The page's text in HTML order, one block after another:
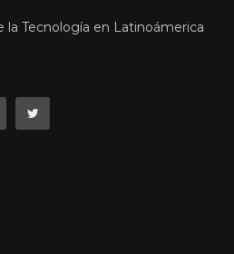
la Tecnología en Latinoámerica